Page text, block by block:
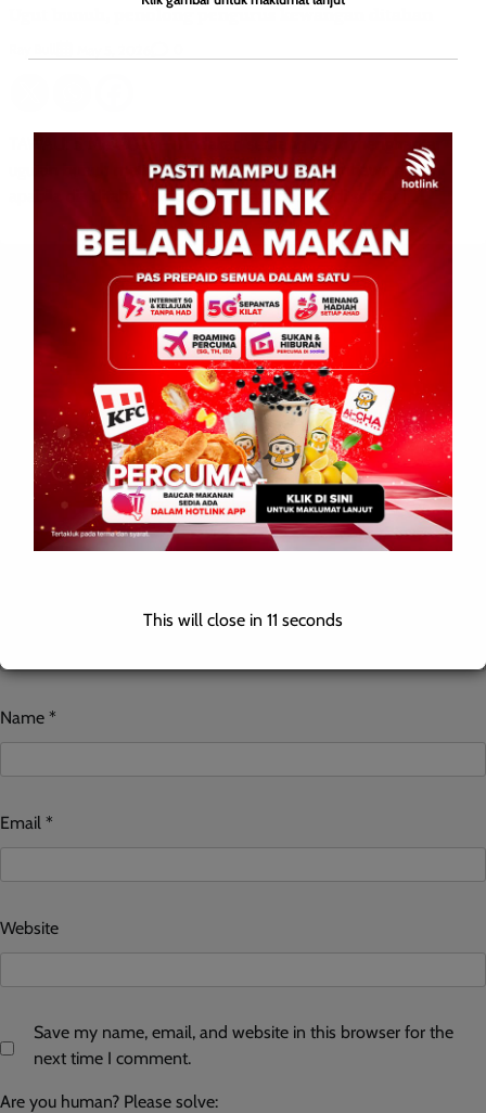
Ugut bunuh, penolong pengurus kewangan ditahan
TAWAU: 5 Mei 2026 – Tindakan seorang lelaki menghantar
ugutan bunuh melalui aplikasi WhatsApp membawa padah
apabila dia ditahan polis dalam satu operasi di sekitar […]
Leave a Reply
Your email address will not be published. Required fields are
Comment
Name *
Email *
Website
Save my name, email, and website in this browser for the
next time I comment.
Are you human? Please solve:
This will close in 10 seconds